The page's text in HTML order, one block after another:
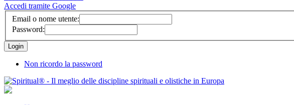
Accedi tramite Google
Email o nome utente:
Password:
Non ricordo la password